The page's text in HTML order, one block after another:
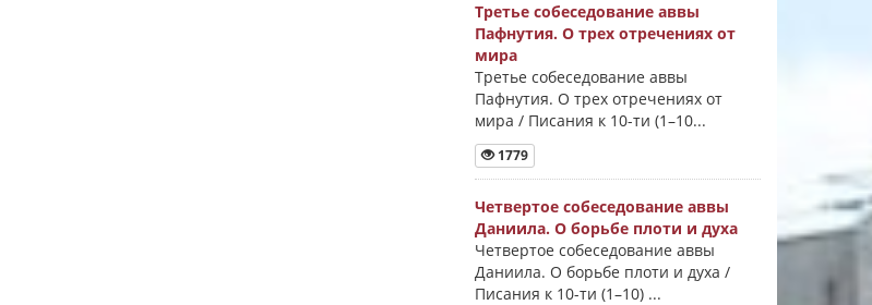
Третье собеседование аввы
Пафнутия. О трех отречениях от
мира
Третье собеседование аввы
Пафнутия. О трех отречениях от
мира / Писания к 10-ти (1–10...
1779
Четвертое собеседование аввы
Даниила. О борьбе плоти и духа
Четвертое собеседование аввы
Даниила. О борьбе плоти и духа /
Писания к 10-ти (1–10) ...